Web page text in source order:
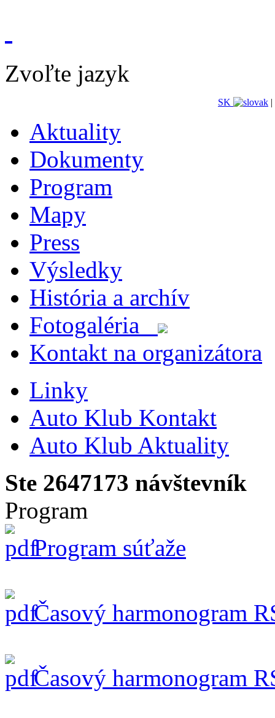
Zvoľte jazyk
SK |
Aktuality
Dokumenty
Program
Mapy
Press
Výsledky
História a archív
Fotogaléria
Kontakt na organizátora
Linky
Auto Klub Kontakt
Auto Klub Aktuality
Ste 2647173 návštevník
Program
Program súťaže
Časový harmonogram
Časový harmonogram